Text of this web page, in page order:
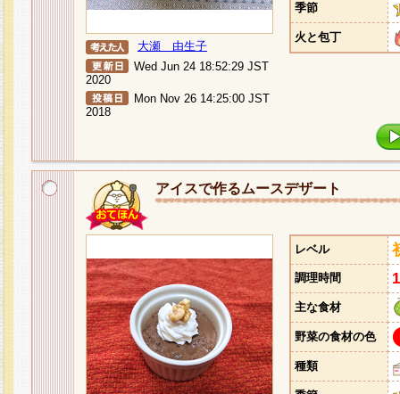
大瀬 由生子
Wed Jun 24 18:52:29 JST
2020
Mon Nov 26 14:25:00 JST
2018
季節
火と包丁
アイスで作るムースデザート
レベル
調理時間
主な食材
野菜の食材の色
種類